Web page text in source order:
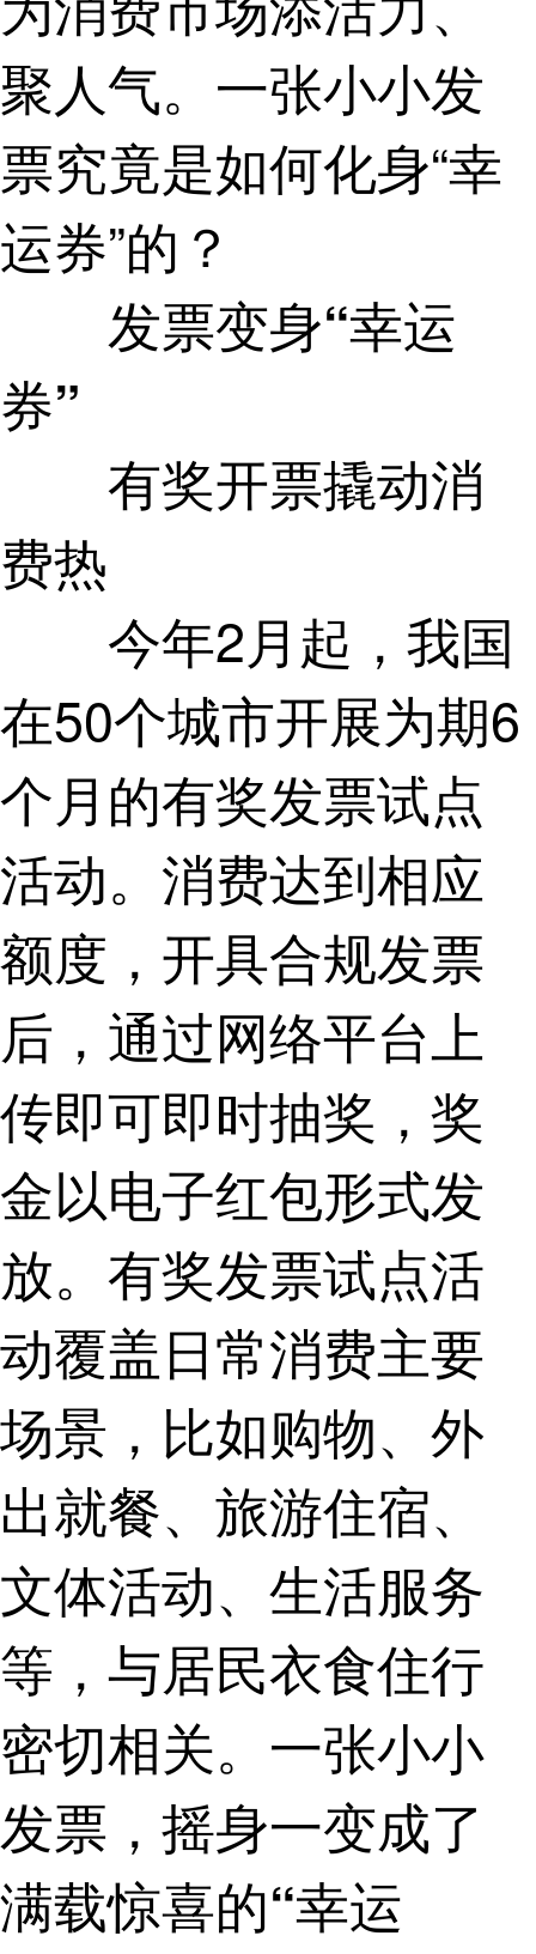
聚人气。一张小小发
票究竟是如何化身“幸
运券”的？
发票变身“幸运
券”
有奖开票撬动消
费热
今年2月起，我国
在50个城市开展为期6
个月的有奖发票试点
活动。消费达到相应
额度，开具合规发票
后，通过网络平台上
传即可即时抽奖，奖
金以电子红包形式发
放。有奖发票试点活
动覆盖日常消费主要
场景，比如购物、外
出就餐、旅游住宿、
文体活动、生活服务
等，与居民衣食住行
密切相关。 一张小小
发票，摇身一变成了
满载惊喜的“幸运